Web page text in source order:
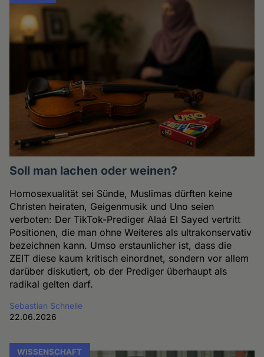
Soll man lachen oder weinen?
Homosexualität sei Sünde, Muslimas dürften keine
Christen heiraten, Geigenmusik und Uno seien
verboten: Der TikTok-Prediger Alaá El Sayed vertritt
Positionen, die man ohne Weiteres als ultrakonservativ
bezeichnen kann. Umso erstaunlicher ist, dass die
ZEIT diese kaum kritisch einordnet, sondern vor allem
darüber diskutiert, ob der Prediger überhaupt als
radikal gelten darf.
Sebastian Schnelle
22.06.2026
WISSENSCHAFT